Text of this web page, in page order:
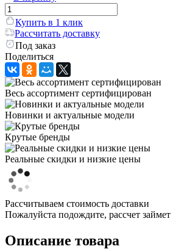
Купить в 1 клик
Рассчитать доставку
Под заказ
Поделиться
Весь ассортимент сертифицирован
Новинки и актуальные модели
Крутые бренды
Реальные скидки и низкие цены
Рассчитываем стоимость доставки
Пожалуйста подождите, рассчет
Описание товара